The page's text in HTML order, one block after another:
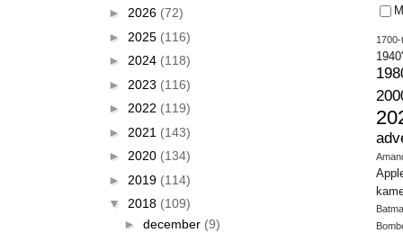
► 2026 (72)
► 2025 (116)
► 2024 (118)
► 2023 (116)
► 2022 (119)
► 2021 (143)
► 2020 (134)
► 2019 (114)
▼ 2018 (109)
► december (9)
1700-